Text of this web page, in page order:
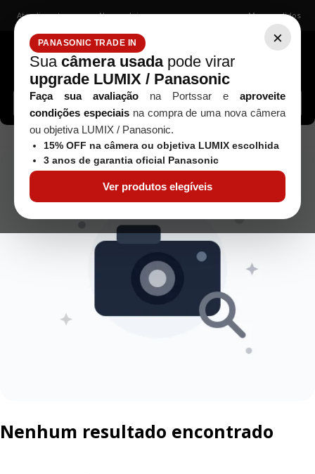
×
PANASONIC TRADE IN
Sua câmera usadapode virar
upgrade LUMIX / Panasonic
Faça sua avaliação na Portssar e aproveite
condições especiaisna compra de uma nova câmera
ou objetiva LUMIX / Panasonic.
15% OFF na câmera ou objetiva LUMIX escolhida
3 anos de garantia oficial Panasonic
Ver produtos elegíveis
Atendimento Nossas lojas Meus pedidos
Buscar câmeras, lentes, acessórios...
objetiva-nikon-af-s-nikkor-300mm-f4e-pf-ed-vr-seminova
Nenhum resultado encontrado